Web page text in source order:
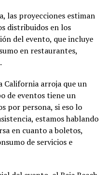
las proyecciones estiman
distribuidos en los
del evento, que incluye
en restaurantes,
California arroja que un
de eventos tiene un
por persona, si eso lo
estamos hablando
en cuanto a boletos,
de servicios e